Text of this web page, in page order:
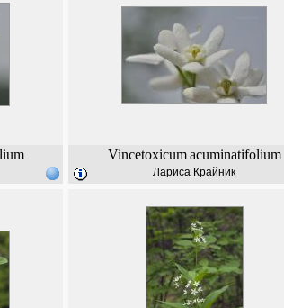
Vincetoxicum acuminatifolium
Лариса Крайник